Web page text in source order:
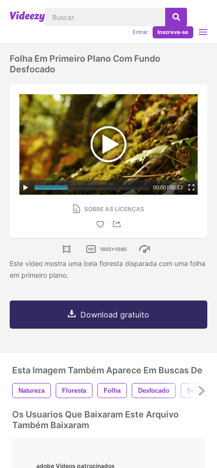
Entrar Inscreva-se
Folha Em Primeiro Plano Com Fundo
Desfocado
00:00|00:13
SOBRE AS LICENÇAS
1920x1080
Este vídeo mostra uma bela floresta disparada com uma folha
em primeiro plano.
Download gratuito
Esta Imagem Também Aparece Em Buscas De
Natureza Floresta Folha Desfocado Bela
Os Usuarios Que Baixaram Este Arquivo
Também Baixaram
adobe Vídeos patrocinados